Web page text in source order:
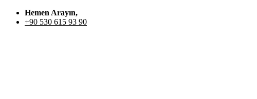
Hemen Arayın,
+90 530 615 93 90